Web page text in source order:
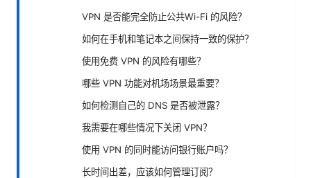
VPN 是否能完全防止公共Wi-Fi 的风险？
如何在手机和笔记本之间保持一致的保护？
使用免费 VPN 的风险有哪些？
哪些 VPN 功能对机场场景最重要？
如何检测自己的 DNS 是否被泄露？
我需要在哪些情况下关闭 VPN？
使用 VPN 的同时能访问银行账户吗？
长时间出差，应该如何管理订阅？